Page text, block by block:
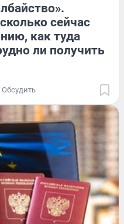
сейчас
как туда
ли получить
Обсудить